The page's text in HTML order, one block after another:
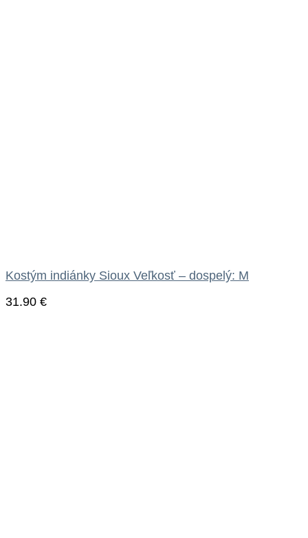
Kostým indiánky Sioux Veľkosť – dospelý: M
31.90 €